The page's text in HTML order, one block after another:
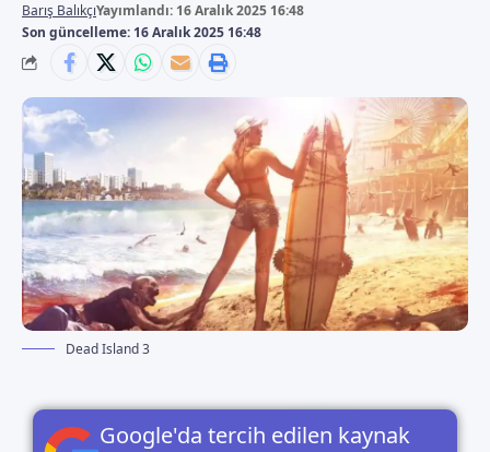
Son güncelleme: 16 Aralık 2025 16:48
Barış BalıkçıYayımlandı: 16 Aralık 2025 16:48
Dead Island 3
Google'da tercih edilen kaynak